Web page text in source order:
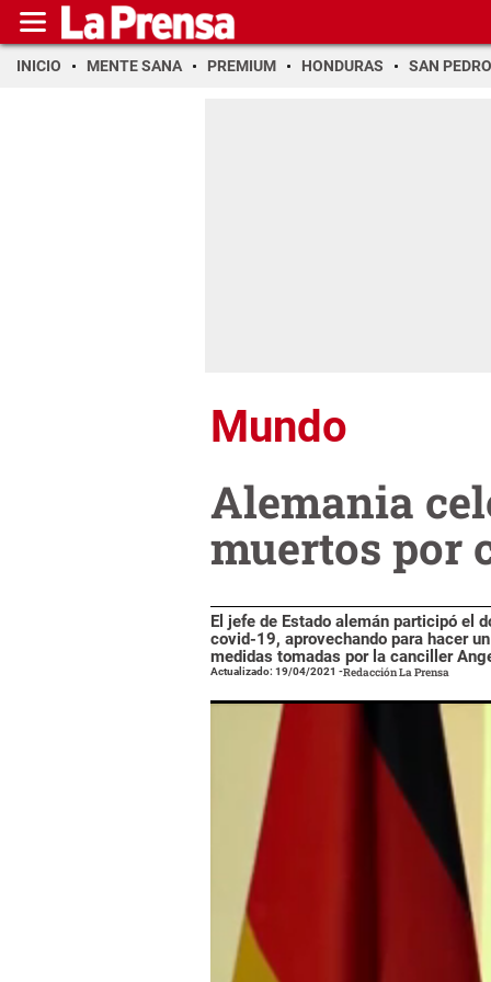
INICIO MENTE SANA PREMIUM HONDURAS SAN PEDRO
Mundo
Alemania
muertos por
El jefe de Estado alemán participó el
covid-19, aprovechando para hacer
medidas tomadas por la canciller
Actualizado: 19/04/2021 -Redacción La Prensa